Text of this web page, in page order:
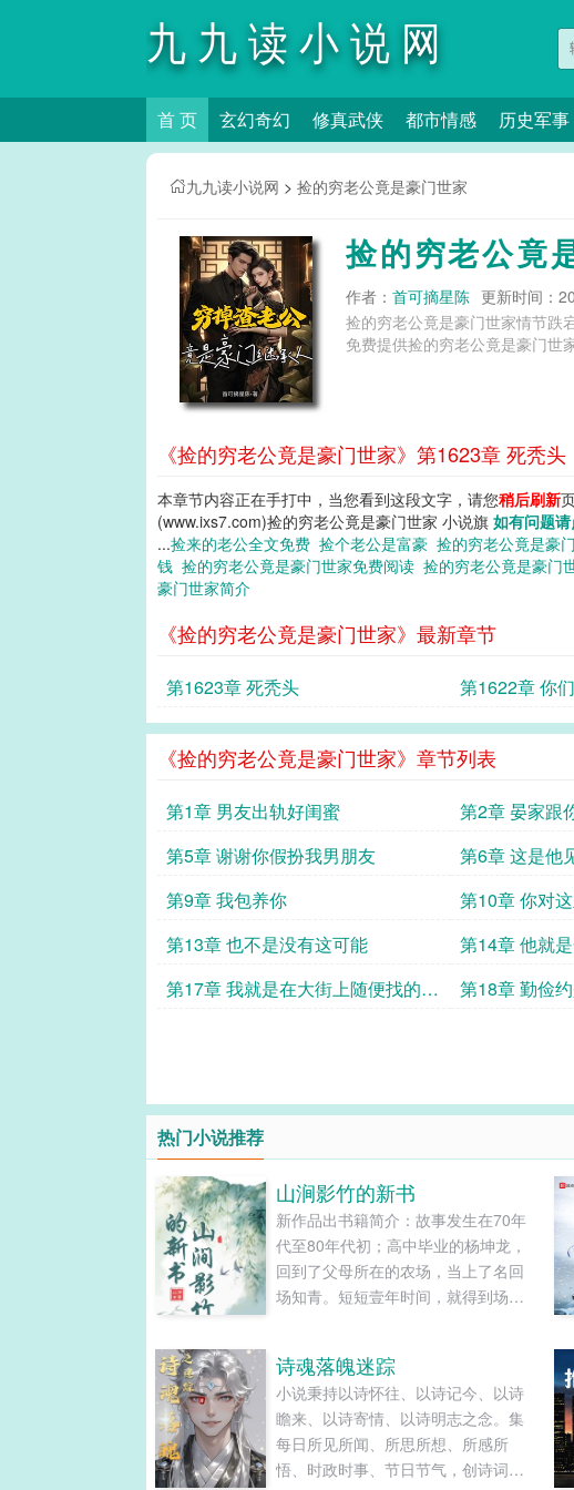
九九读小说网
首 页 玄幻奇幻 修真武侠 都市情感 历史军事
九九读小说网 > 捡的穷老公竟是豪门世家
捡的穷老公竟
作者： 首可摘星陈 更新时间：
捡的穷老公竟是豪门世家情节跌
免费提供捡的穷老公竟是豪门世
《捡的穷老公竟是豪门世家》第1623章 死秃头
本章节内容正在手打中，当您看到这段文字，请您稍后刷新
(www.ixs7.com)捡的穷老公竟是豪门世家 小说旗 如有问题
...捡来的老公全文免费 捡个老公是富豪 捡的穷老公竟是豪
钱 捡的穷老公竟是豪门世家免费阅读 捡的穷老公竟是豪门
豪门世家简介
《捡的穷老公竟是豪门世家》最新章节
第1623章 死秃头
第1622章 你
来了
《捡的穷老公竟是豪门世家》章节列表
第1章 男友出轨好闺蜜 第2章 晏家跟
第5章 谢谢你假扮我男朋友 第6章 这是他
第9章 我包养你 第10章 你对
第13章 也不是没有这可能 第14章 他就
第17章 我就是在大街上随便找的男
第18章 勤俭
热门小说推荐
山涧影竹的新书
新作品出书籍简介：故事发生在70年
代至80年代初；高中毕业的杨坤龙，
回到了父母所在的农场，当上了名回
场知青。短短壹年时间，就得到场组
研农业科学技术，考取了省农业厅颁
发的农民技术员证书，被县农业局聘
任为驻农场农技员；改变了命运。随
着改革开放，杨坤龙发挥己......
诗魂落魄迷踪
小说秉持以诗怀往、以诗记今、以诗
瞻来、以诗寄情、以诗明志之念。集
每日所见所闻、所思所想、所感所
悟、时政时事、节日节气，创诗词歌